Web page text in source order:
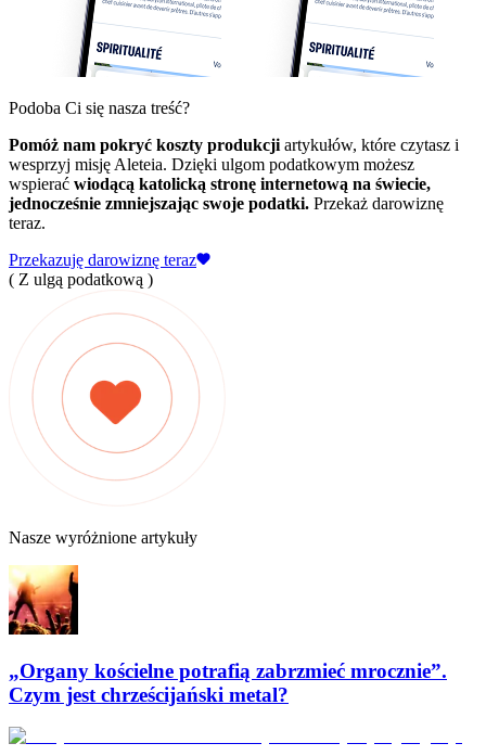
Podoba Ci się nasza treść?
Pomóż nam pokryć koszty produkcji artykułów, które czytasz i
wesprzyj misję Aleteia. Dzięki ulgom podatkowym możesz
wspierać wiodącą katolicką stronę internetową na świecie,
jednocześnie zmniejszając swoje podatki. Przekaż darowiznę
teraz.
Przekazuję darowiznę teraz
( Z ulgą podatkową )
Nasze wyróżnione artykuły
„Organy kościelne potrafią zabrzmieć mrocznie”.
Czym jest chrześcijański metal?